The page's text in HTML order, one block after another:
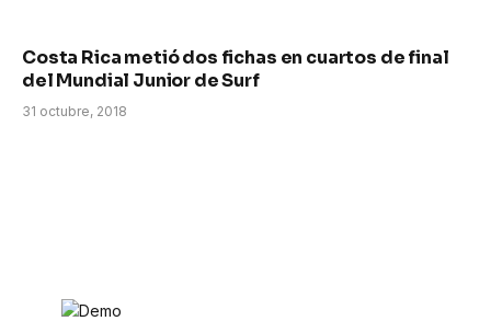
Costa Rica metió dos fichas en cuartos de final
del Mundial Junior de Surf
31 octubre, 2018